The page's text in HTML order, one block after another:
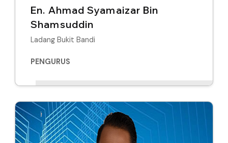
En. Ahmad Syamaizar Bin
Shamsuddin
Ladang Bukit Bandi
PENGURUS